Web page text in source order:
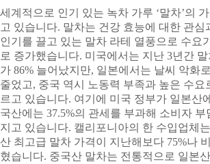
세계적으로 인기 있는 녹차 가루 ‘말차’의
고 있습니다. 말차는 건강 효능에 대한 관심
인기를 끌고 있는 말차 라테 열풍으로 수요
로 증가했습니다. 미국에서는 지난 3년간
가 86% 늘어났지만, 일본에서는 날씨 악화
줄었고, 중국 역시 노동력 부족과 높은 수요
르고 있습니다. 여기에 미국 정부가 일본산
국산에는 37.5%의 관세를 부과해 소비자 부
지고 있습니다. 캘리포니아의 한 수입업체
산 최고급 말차 가격이 지난해보다 75%나
혔습니다. 중국산 말차는 전통적으로 일본